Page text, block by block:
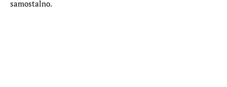
samostalno.